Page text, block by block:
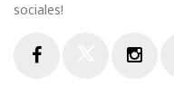
sociales!